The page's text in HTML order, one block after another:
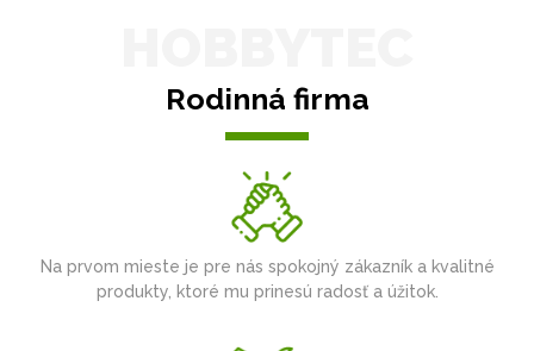
Rodinná firma
Na prvom mieste je pre nás spokojný zákazník a kvalitné
produkty, ktoré mu prinesú radosť a úžitok.